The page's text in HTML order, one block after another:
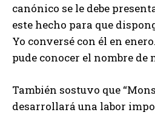
canónico se le debe
este hecho para que
Yo conversé con él en
pude conocer el nombre de
También sostuvo que
desarrollará una labor